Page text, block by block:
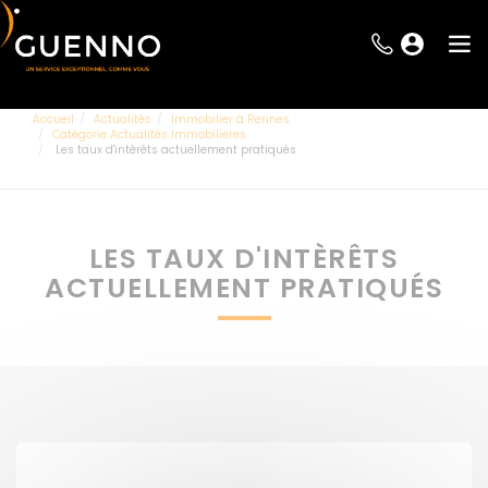
Accueil Actualités
Immobilier à Rennes
Catégorie Actualités Immobilières
Les taux d'intèrêts actuellement pratiqués
LES TAUX D'INTÈRÊTS
ACTUELLEMENT PRATIQUÉS